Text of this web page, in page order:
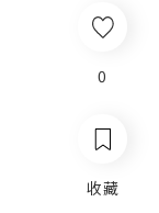
0
收藏